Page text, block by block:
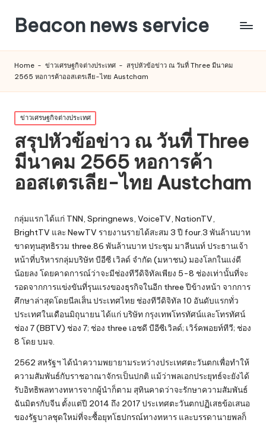
Beacon news service
Home - ข่าวเศรษฐกิจต่างประเทศ - สรุปหัวข้อข่าว ณ วันที่ Three มีนาคม
2565 หอการค้าออสเตรเลีย-ไทย Austcham
Posted
in
ข่าวเศรษฐกิจต่างประเทศ
สรุปหัวข้อข่าว ณ วันที่ Three
มีนาคม 2565 หอการค้า
ออสเตรเลีย-ไทย Austcham
กลุ่มแรก ได้แก่ TNN, Springnews, VoiceTV, NationTV,
BrightTV และ NewTV รายงานรายได้สะสม 3 ปี four.3 พันล้านบาท
ขาดทุนสุทธิรวม three.86 พันล้านบาท ประชุม มาลีนนท์ ประธานเจ้า
หน้าที่บริหารกลุ่มบริษัท บีอีซี เวิลด์ จำกัด (มหาชน) มองโลกในแง่ดี
น้อยลง โดยคาดการณ์ว่าจะมีช่องทีวีดิจิทัลเพียง 5-8 ช่องเท่านั้นที่จะ
รอดจากการแข่งขันที่รุนแรงของธุรกิจในอีก three ปีข้างหน้า จากการ
ศึกษาล่าสุดโดยนีลเส็น ประเทศไทย ช่องทีวีดิจิทัล 10 อันดับแรกทั่ว
ประเทศในเดือนมิถุนายน ได้แก่ บริษัท กรุงเทพโทรทัศน์และโทรทัศน์
ช่อง 7 (BBTV) ช่อง 7; ช่อง three เอชดี บีอีซีเวิลด์; เวิร์คพอยท์ทีวี; ช่อง
8 โดย บมจ.
2562 สหรัฐฯ ได้นำความพยายามระหว่างประเทศตะวันตกเพื่อทำให้
ความสัมพันธ์กับราชอาณาจักรเป็นปกติ แม้ว่าพลเอกประยุทธ์จะยังได้
รับอิทธิพลทางทหารจากผู้นำก็ตาม สุทินคาดว่าจะรักษาความสัมพันธ์
ฉันมิตรกับจีน ตั้งแต่ปี 2014 ถึง 2017 ประเทศตะวันตกปฏิเสธข้อเสนอ
ของรัฐบาลชุดใหม่ที่จะซื้อยุทโธปกรณ์ทางทหาร และบรรดานายพลก็